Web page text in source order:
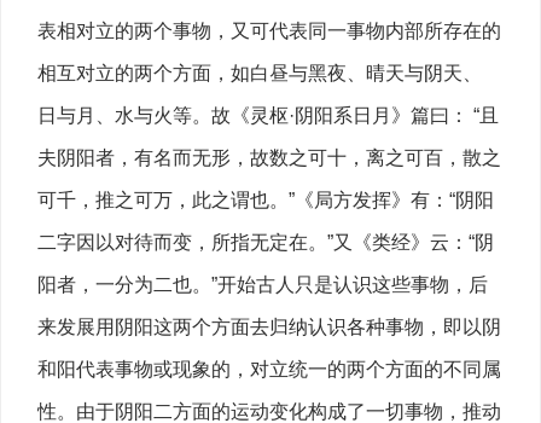
表相对立的两个事物，又可代表同一事物内部所存在的
相互对立的两个方面，如白昼与黑夜、晴天与阴天、
日与月、水与火等。故《灵枢·阴阳系日月》篇曰： “且
夫阴阳者，有名而无形，故数之可十，离之可百，散之
可千，推之可万，此之谓也。”《局方发挥》有：“阴阳
二字因以对待而变，所指无定在。”又《类经》云：“阴
阳者，一分为二也。”开始古人只是认识这些事物，后
来发展用阴阳这两个方面去归纳认识各种事物，即以阴
和阳代表事物或现象的，对立统一的两个方面的不同属
性。由于阴阳二方面的运动变化构成了一切事物，推动